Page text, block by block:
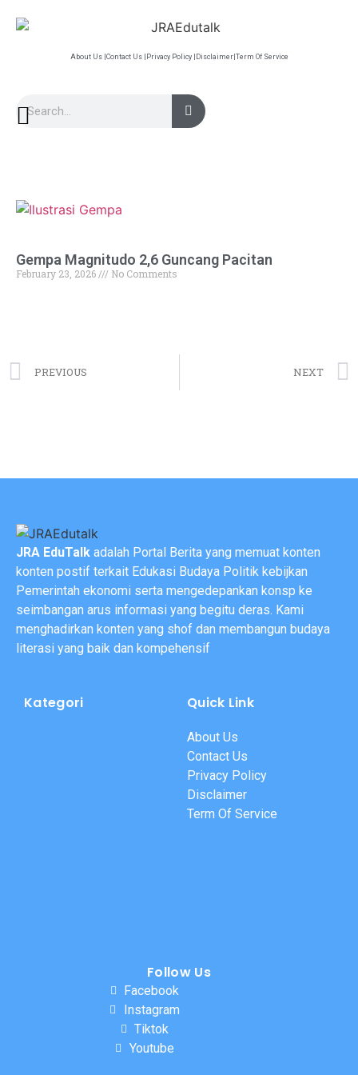
About Us | Contact Us | Privacy Policy | Disclaimer| Term Of Service
Gempa Magnitudo 2,6 Guncang Pacitan
February 23, 2026 No Comments
PREVIOUS NEXT
JRA EduTalk adalah Portal Berita yang memuat konten
konten postif terkait Edukasi Budaya Politik kebijkan
Pemerintah ekonomi serta mengedepankan konsp ke
seimbangan arus informasi yang begitu deras. Kami
menghadirkan konten yang shof dan membangun budaya
literasi yang baik dan kompehensif
Kategori Quick Link
About Us
Contact Us
Privacy Policy
Disclaimer
Term Of Service
Follow Us
Facebook
Instagram
Tiktok
Youtube